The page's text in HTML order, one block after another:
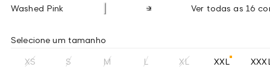
Washed Pink Ver todas as 16
Selecione um tamanho
XS S M L XL XXL